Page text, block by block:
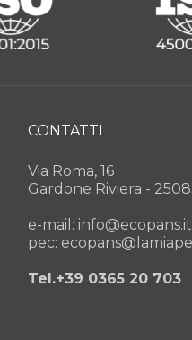
CONTATTI
Via Roma, 16
Gardone Riviera -
e-mail: info@ecopans.it
pec:
Tel.+39 0365 20 703